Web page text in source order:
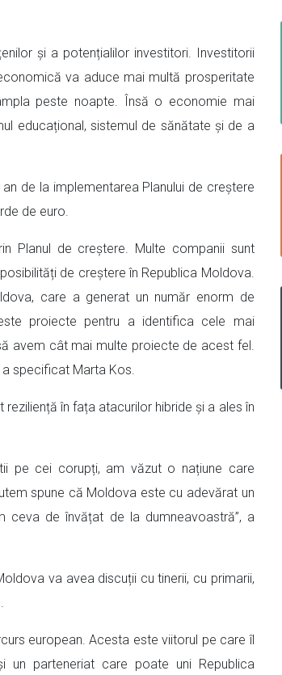
și a potențialilor investitori. Investitorii
va aduce mai multă prosperitate
peste noapte. Însă o economie mai
educațional, sistemul de sănătate și de a
de la implementarea Planului de creștere
de euro.
Planul de creștere. Multe companii sunt
de creștere în Republica Moldova.
care a generat un număr enorm de
proiecte pentru a identifica cele mai
avem cât mai multe proiecte de acest fel.
a specificat Marta Kos.
în fața atacurilor hibride și a ales în
pe cei corupți, am văzut o națiune care
spune că Moldova este cu adevărat un
ceva de învățat de la dumneavoastră”, a
va avea discuții cu tinerii, cu primarii,
european. Acesta este viitorul pe care îl
un parteneriat care poate uni Republica